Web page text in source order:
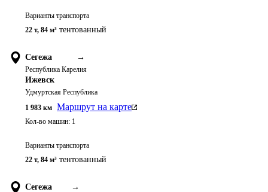
Варианты транспорта
22 т, 84 м³ тентованный
Сегежа →
Республика Карелия
Ижевск
Удмуртская Республика
1 983 км Маршрут на карте
Кол-во машин: 1
Варианты транспорта
22 т, 84 м³ тентованный
Сегежа →